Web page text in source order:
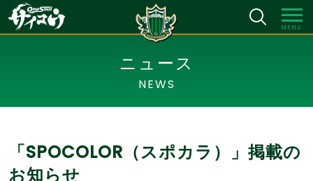
MENU
ニュース
NEWS
「SPOCOLOR（スポカラ）」掲載の
お知らせ